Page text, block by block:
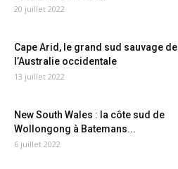
20 juillet 2022
Cape Arid, le grand sud sauvage de
l’Australie occidentale
13 juillet 2022
New South Wales : la côte sud de
Wollongong à Batemans...
6 juillet 2022